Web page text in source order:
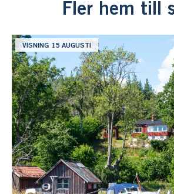
Fler hem till
VISNING 15 AUGUSTI